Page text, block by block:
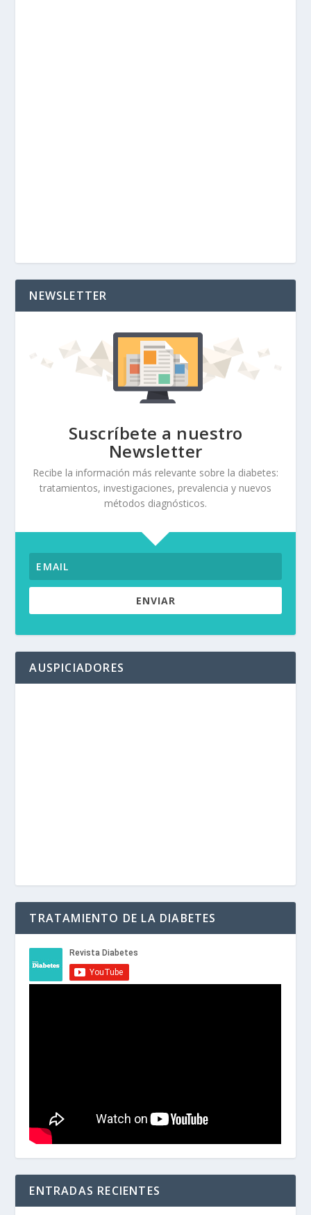
NEWSLETTER
Suscríbete a nuestro
Newsletter
Recibe la información más relevante sobre la diabetes:
tratamientos, investigaciones, prevalencia y nuevos
métodos diagnósticos.
ENVIAR
AUSPICIADORES
TRATAMIENTO DE LA DIABETES
ENTRADAS RECIENTES